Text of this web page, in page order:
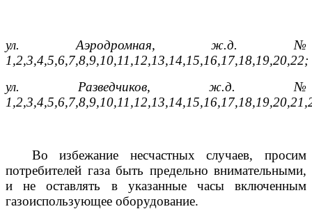
ул. Аэродромная, ж.д. №
1,2,3,4,5,6,7,8,9,10,11,12,13,14,15,16,17,18,19,20,22;
ул. Разведчиков, ж.д. №
Во избежание несчастных случаев, просим
потребителей газа быть предельно внимательными,
и не оставлять в указанные часы включенным
газоиспользующее оборудование.